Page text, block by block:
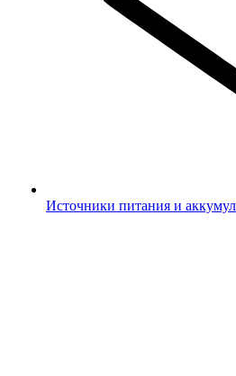
Источники питания и